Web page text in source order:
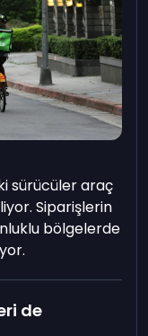
sürücüler araç
Siparişlerin
bölgelerde
de